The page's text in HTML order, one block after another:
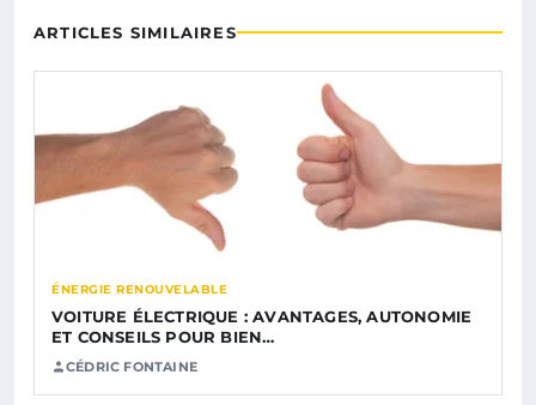
ARTICLES SIMILAIRES
ÉNERGIE RENOUVELABLE
VOITURE ÉLECTRIQUE : AVANTAGES, AUTONOMIE
ET CONSEILS POUR BIEN…
CÉDRIC FONTAINE